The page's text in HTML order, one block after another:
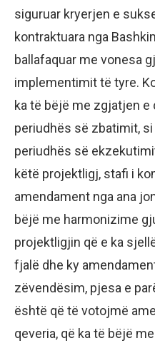
siguruar kryerjen e
kontraktuara nga
ballafaquar me vonesa
implementimit të tyre.
ka të bëjë me zgjatjen
periudhës së zbatimit,
periudhës së
këtë projektligj, stafi i
amendament nga ana
bëjë me harmonizime
projektligjin që e ka
fjalë dhe ky
zëvendësim, pjesa e
është që të votojmë
qeveria, që ka të bëjë